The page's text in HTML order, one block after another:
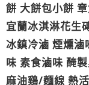
餅 大餅包小餅
宜蘭冰淇淋花生
冰鎮冷滷 煙燻滷
味 素食滷味 醃
麻油鷄/麵線 熱